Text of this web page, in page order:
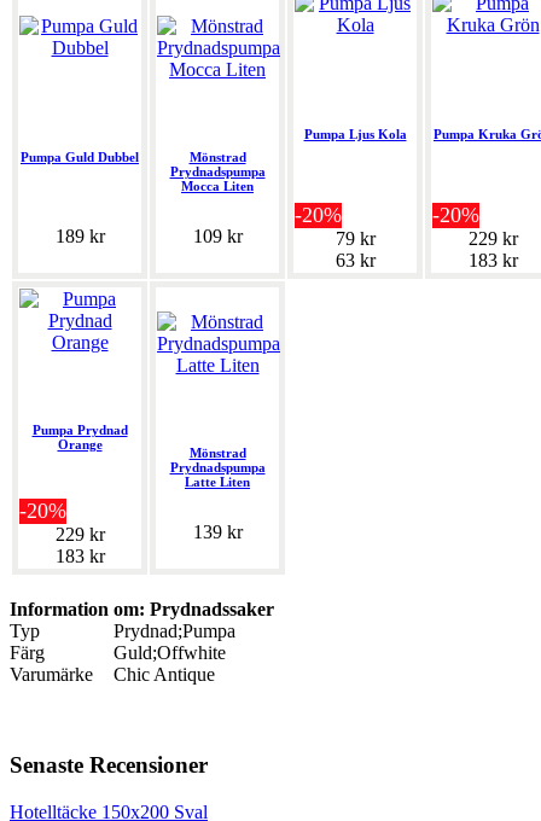
Pumpa Guld Dubbel
189 kr
Mönstrad
Prydnadspumpa
Mocca Liten
109 kr
Pumpa Ljus Kola
-20%
79 kr
63 kr
Pumpa Kruka
-20%
229 kr
183 kr
Pumpa Prydnad
Orange
-20%
229 kr
183 kr
Mönstrad
Prydnadspumpa
Latte Liten
139 kr
Information om: Prydnadssaker
Typ
Prydnad;Pumpa
Färg
Guld;Offwhite
Varumärke
Chic Antique
Senaste Recensioner
Hotelltäcke 150x200 Sval